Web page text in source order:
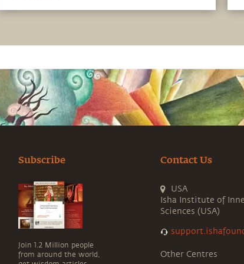
Subscribe
Join 1.2 Million people
from around the world,
Contact Us
USA
Isha Institute of
Sciences (USA)
Other Centres